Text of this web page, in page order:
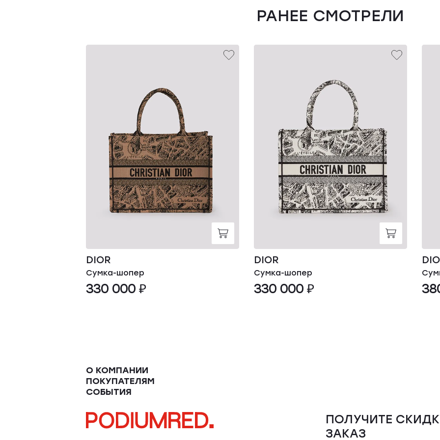
РАНЕЕ СМОТРЕЛИ
DIOR
Сумка-шопер
330 000 ₽
DIOR
Сумка-шопер
330 000 ₽
О КОМПАНИИ
ПОКУПАТЕЛЯМ
СОБЫТИЯ
ПОЛУЧИТЕ
ЗАКАЗ